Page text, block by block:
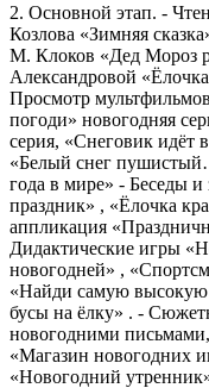
2. Основной этап. -
Козлова «Зимняя
М. Клоков «Дед Мороз р
Александровой
Просмотр
погоди» новогодняя
серия, «Снеговик идёт
«Белый снег
года в мире» - Беседы и
праздник» , «Ёлочка
аппликация
Дидактические игры
новогодней» ,
«Найди самую высокую
бусы на ёлку» . -
новогодними
«Магазин новогодних
«Новогодний